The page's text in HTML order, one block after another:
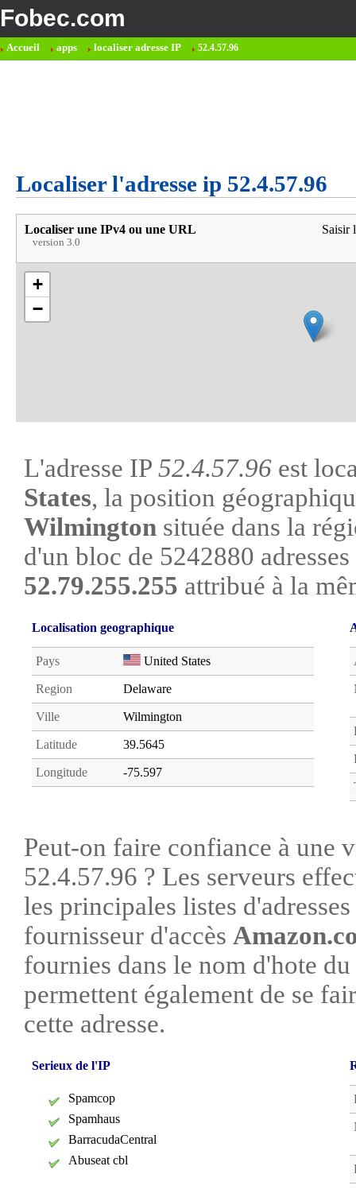
Fobec.com
Accueil apps localiser adresse IP 52.4.57.96
Localiser l'adresse ip 52.4.57.96
Localiser une IPv4 ou une URL
version 3.0
Saisir
+
−
L'adresse IP 52.4.57.96 est
States, la position
Wilmington située dans la
d'un bloc de 5242880
52.79.255.255 attribué à la
Localisation geographique
Pays United States
Region Delaware
Ville Wilmington
Latitude 39.5645
Longitude -75.597
Peut-on faire confiance à une
52.4.57.96 ? Les serveurs
les principales listes
fournisseur d'accès
fournies dans le nom d'hote
permettent également de se
cette adresse.
Serieux de l'IP
Spamcop
Spamhaus
BarracudaCentral
Abuseat cbl